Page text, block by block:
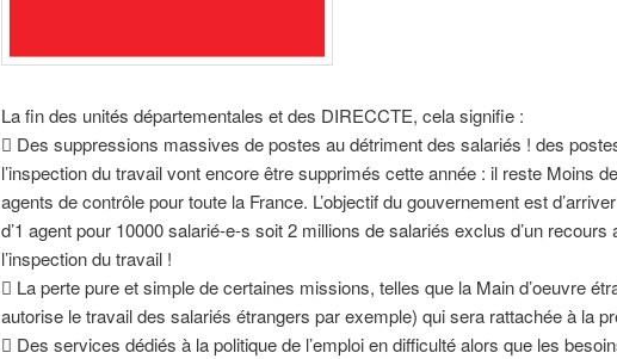
La fin des unités départementales et des DIRECCTE, cela signifie :
 Des suppressions massives de postes au détriment des salariés ! des
l’inspection du travail vont encore être supprimés cette année : il reste Moins
agents de contrôle pour toute la France. L’objectif du gouvernement est
d’1 agent pour 10000 salarié-e-s soit 2 millions de salariés exclus d’un recours
l’inspection du travail !
 La perte pure et simple de certaines missions, telles que la Main d’oeuvre
autorise le travail des salariés étrangers par exemple) qui sera rattachée à la
 Des services dédiés à la politique de l’emploi en difficulté alors que les